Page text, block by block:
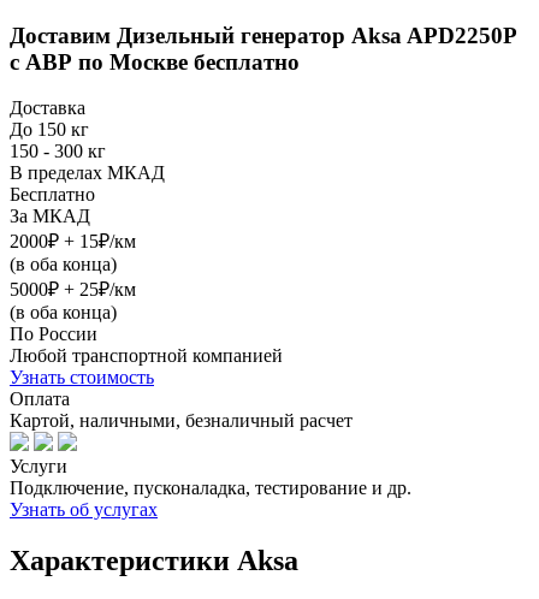
Доставим Дизельный генератор Aksa APD2250P
с АВР по Москве бесплатно
Доставка
До 150 кг
150 - 300 кг
В пределах МКАД
Бесплатно
За МКАД
2000₽ + 15₽/км
(в оба конца)
5000₽ + 25₽/км
(в оба конца)
По России
Любой транспортной компанией
Узнать стоимость
Оплата
Картой, наличными, безналичный расчет
Услуги
Подключение, пусконаладка, тестирование и др.
Узнать об услугах
Характеристики Aksa